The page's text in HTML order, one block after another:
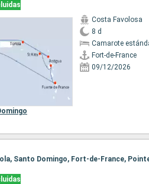
Costa Favolosa
8 d
Camarote
Fort-de-France
09/12/2026